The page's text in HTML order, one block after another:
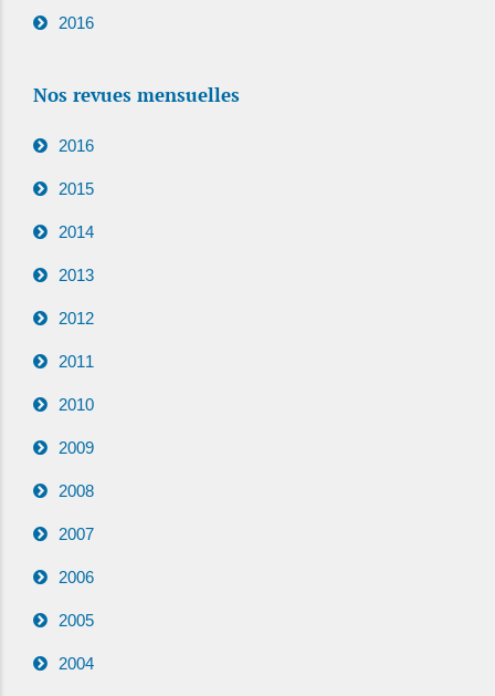
2016
Nos revues mensuelles
2016
2015
2014
2013
2012
2011
2010
2009
2008
2007
2006
2005
2004